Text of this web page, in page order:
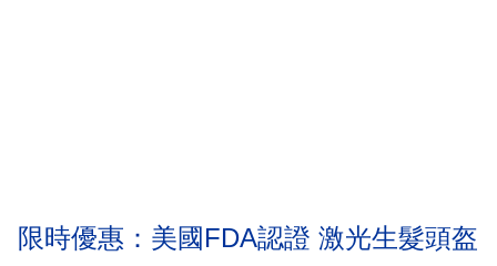
限時優惠：美國FDA認證 激光生髮頭盔